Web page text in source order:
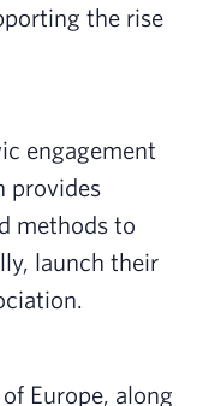
the rise
engagement
provides
methods to
launch their
Europe, along